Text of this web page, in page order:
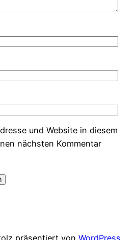
und Website in diesem
nächsten Kommentar
präsentiert von WordPress